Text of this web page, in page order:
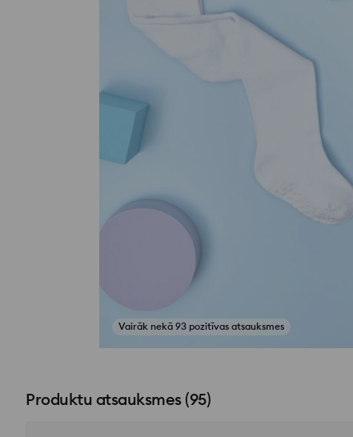
Vairāk nekā 93 pozitīvas atsauksmes
Skatīt fotoattēlus no atsauksmēm
Produktu atsauksmes(95)